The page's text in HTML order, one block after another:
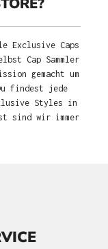
Exclusive Caps
Cap Sammler
gemacht um
findest jede
Styles in
sind wir immer